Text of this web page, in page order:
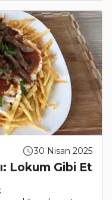
30 Nisan 2025
Lokum Gibi Et